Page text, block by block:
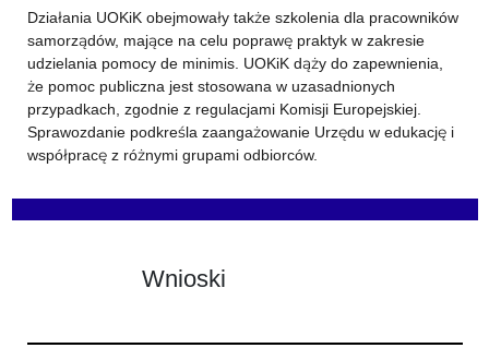
Działania UOKiK obejmowały także szkolenia dla pracowników
samorządów, mające na celu poprawę praktyk w zakresie
udzielania pomocy de minimis. UOKiK dąży do zapewnienia,
że pomoc publiczna jest stosowana w uzasadnionych
przypadkach, zgodnie z regulacjami Komisji Europejskiej.
Sprawozdanie podkreśla zaangażowanie Urzędu w edukację i
współpracę z różnymi grupami odbiorców.
Wnioski